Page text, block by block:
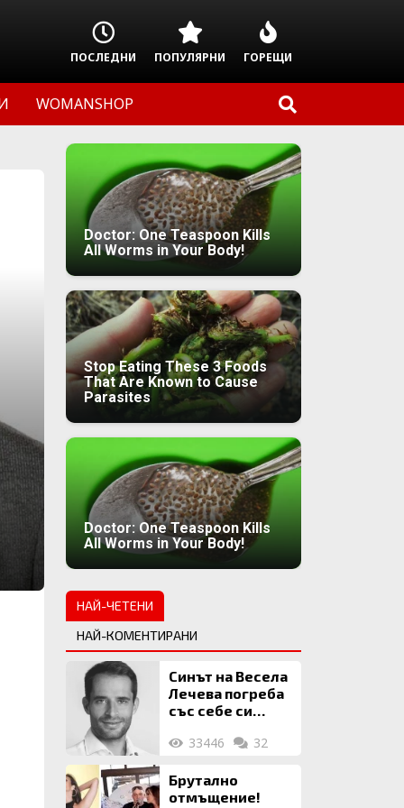
ПОСЛЕДНИ ПОПУЛЯРНИ ГОРЕЩИ
WOMANSHOP
Doctor: One Teaspoon Kills
All Worms in Your Body!
Stop Eating These 3 Foods
That Are Known to Cause
Parasites
Doctor: One Teaspoon Kills
All Worms in Your Body!
НАЙ-ЧЕТЕНИ
НАЙ-КОМЕНТИРАНИ
Синът на Весела
Лечева погреба
със себе си
млн. евро
33446 32
Брутално
отмъщение!